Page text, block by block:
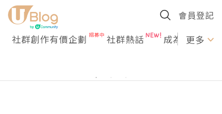
會員登記
社群創作有價企劃 社群熱話 成為U更多